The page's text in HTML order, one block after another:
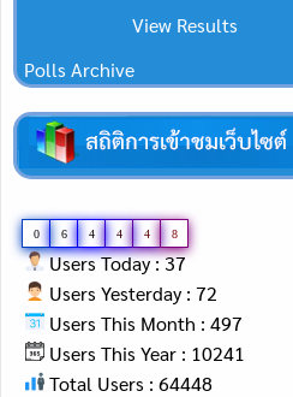
View Results
Polls Archive
0 6 4 4 4 8
Users Today : 37
Users Yesterday : 72
Users This Month : 497
Users This Year : 10241
Total Users : 64448